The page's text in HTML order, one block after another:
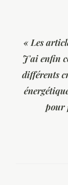
« Les
J'ai enfin
différents
pour